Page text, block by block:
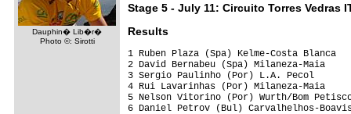
Dauphin� Lib�r�
Photo ©: Sirotti
Stage 5 - July 11: Circuito Torres Vedras
Results
1 Ruben Plaza (Spa) Kelme-Costa
2 David Bernabeu (Spa) Milaneza-
3 Sergio Paulinho (Por) L.A. Pecol
4 Rui Lavarinhas (Por) Milaneza-
5 Nelson Vitorino (Por)
6 Daniel Petrov (Bul) Carvalhelhos-